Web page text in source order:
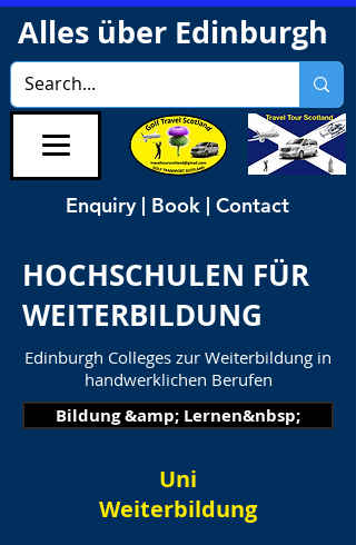
Alles über Edinburgh
Enquiry | Book | Contact
HOCHSCHULEN FÜR
WEITERBILDUNG
Edinburgh Colleges zur Weiterbildung in
handwerklichen Berufen
Bildung &amp; Lernen&nbsp;
Uni
Weiterbildung